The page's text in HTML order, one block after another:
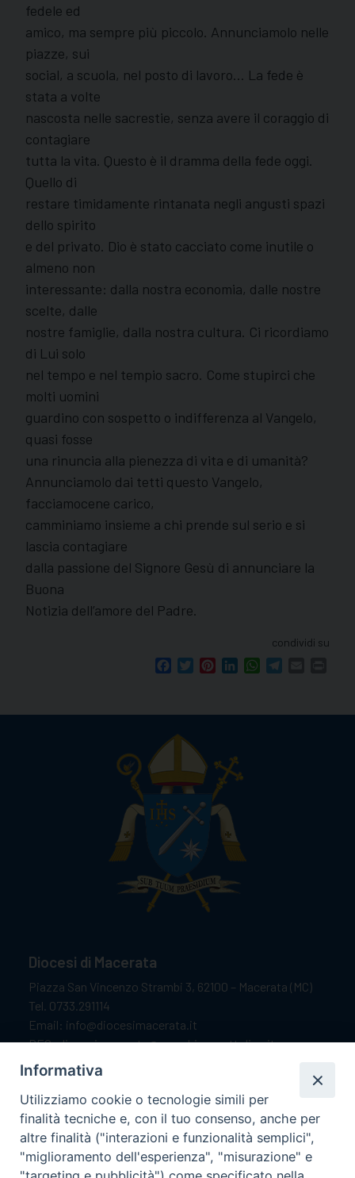
fedele ed
amico, ma sempre più piccolo. Annunciamolo nelle
piazze, sui
social, a scuola, nel posto di lavoro… La fede è
stata a volte
nascosta nelle sacrestie, senza avere il coraggio di
contagiare
tutta la vita. Questo è il dramma della fede oggi.
Quello di
restare timidamente rintanata negli angusti spazi
dello spirito
e del privato. Dio è stato cacciato come inutile o
almeno non
interessante: dalla nostra economia, dalle nostre
scelte, dalle
nostre famiglie, dalla nostra cultura. Ci ricordiamo
di Lui solo
nel tempo e nel tempio sacro. Come stupirci che
molti uomini
guardino con sospetto o indifferenza al Vangelo,
quasi fosse
una rinuncia alla pienezza di vita e di umanità?
Annunciamolo dai tetti questo Vangelo,
facciamocene carico,
camminiamo insieme a chi prende sul serio e si
lascia contagiare
dalla passione del Signore Gesù di annunciare la
Buona
Notizia dell’amore del Padre.
condividi su
FacebookTwitterPinterestLinkedInWhatsApp
Diocesi di Macerata
Piazza San Vincenzo Strambi 3, 62100 – Macerata (MC)
Tel. 0733.291114
Email: info@diocesimacerata.it
PEC: diocesimacerata@pec.chiesacattolica.it
Comunicazioni urgenti WhatsApp:
Orari di apertura
Dal lunedì al sabato dalle 9.30 alle 12.00.
Informativa
Utilizziamo cookie o tecnologie simili per
finalità tecniche e, con il tuo consenso, anche per
altre finalità ("interazioni e funzionalità semplici",
"miglioramento dell'esperienza", "misurazione" e